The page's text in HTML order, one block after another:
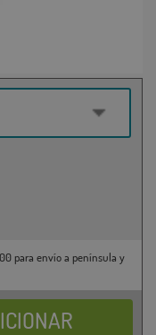
para envío a península y